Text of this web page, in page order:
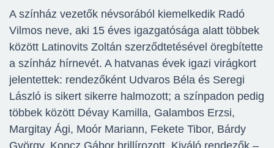
A színház vezetők névsorából kiemelkedik Radó
Vilmos neve, aki 15 éves igazgatósága alatt többek
között Latinovits Zoltán szerződtetésével öregbítette
a színház hírnevét. A hatvanas évek igazi virágkort
jelentettek: rendezőként Udvaros Béla és Seregi
László is sikert sikerre halmozott; a színpadon pedig
többek között Dévay Kamilla, Galambos Erzsi,
Margitay Ági, Moór Mariann, Fekete Tibor, Bárdy